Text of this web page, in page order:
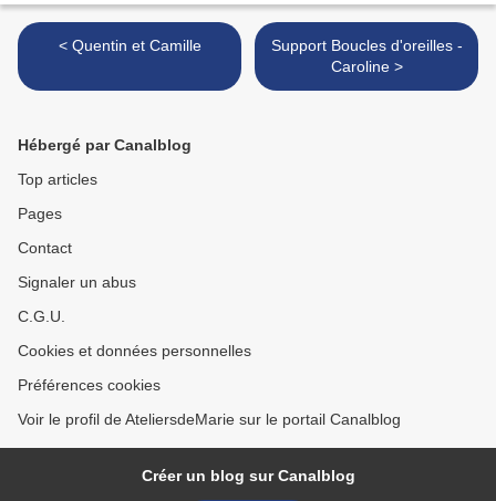
< Quentin et Camille
Support Boucles d'oreilles -
Caroline >
Hébergé par Canalblog
Top articles
Pages
Contact
Signaler un abus
C.G.U.
Cookies et données personnelles
Préférences cookies
Voir le profil de AteliersdeMarie sur le portail Canalblog
Créer un blog sur Canalblog